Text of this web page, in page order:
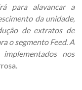
para alavancar a
da unidade,
de extratos de
o segmento Feed. A
nos